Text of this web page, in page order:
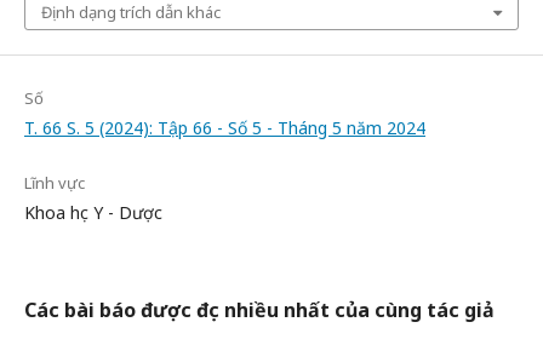
Định dạng trích dẫn khác
Số
T. 66 S. 5 (2024): Tập 66 - Số 5 - Tháng 5 năm 2024
Lĩnh vực
Khoa học Y - Dược
Các bài báo được đọc nhiều nhất của cùng tác giả